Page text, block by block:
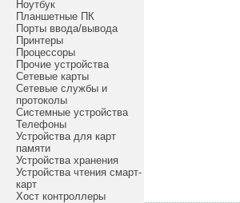
Ноутбук
Планшетные ПК
Порты ввода/вывода
Принтеры
Процессоры
Прочие устройства
Сетевые карты
Сетевые службы и
протоколы
Системные устройства
Телефоны
Устройства для карт
памяти
Устройства хранения
Устройства чтения смарт-
карт
Хост контроллеры